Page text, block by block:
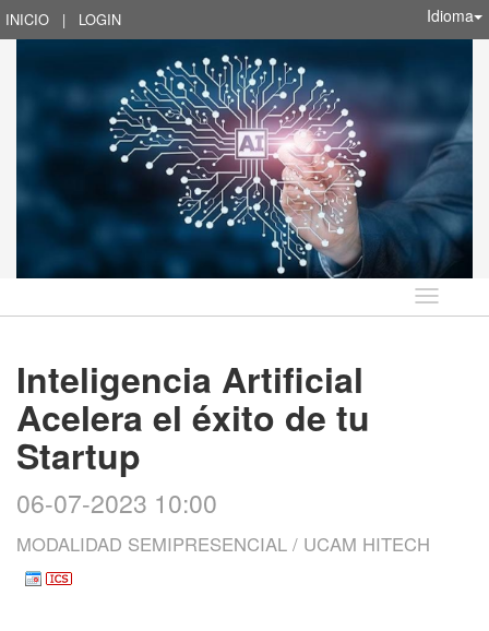
INICIO | LOGIN Idioma
Idioma
Inteligencia Artificial
Acelera el éxito de tu
Startup
06-07-2023 10:00
MODALIDAD SEMIPRESENCIAL / UCAM HITECH